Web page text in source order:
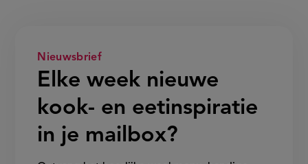
Nieuwsbrief
Elke week nieuwe
kook- en eetinspiratie
in je mailbox?